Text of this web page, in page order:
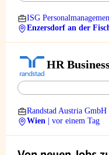
ISG
Enzersdorf an der
HR
Randstad Austria GmbH
Wien
| vor einem Tag